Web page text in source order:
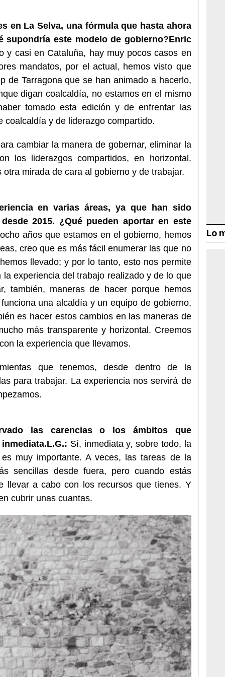
en La Selva, una fórmula que hasta ahora
supondría este modelo de gobierno?Enric
y casi en Cataluña, hay muy pocos casos en
mandatos, por el actual, hemos visto que
de Tarragona que se han animado a hacerlo,
digan coalcaldía, no estamos en el mismo
tomado esta edición y de enfrentar las
coalcaldía y de liderazgo compartido.
cambiar la manera de gobernar, eliminar la
los liderazgos compartidos, en horizontal.
mirada de cara al gobierno y de trabajar.
en varias áreas, ya que han sido
2015. ¿Qué pueden aportar en este
años que estamos en el gobierno, hemos
creo que es más fácil enumerar las que no
llevado; y por lo tanto, esto nos permite
experiencia del trabajo realizado y de lo que
también, maneras de hacer porque hemos
una alcaldía y un equipo de gobierno,
es hacer estos cambios en las maneras de
más transparente y horizontal. Creemos
la experiencia que llevamos.
que tenemos, desde dentro de la
para trabajar. La experiencia nos servirá de
las carencias o los ámbitos que
L.G.: Sí, inmediata y, sobre todo, la
muy importante. A veces, las tareas de la
sencillas desde fuera, pero cuando estás
llevar a cabo con los recursos que tienes. Y
cubrir unas cuantas.
Lo